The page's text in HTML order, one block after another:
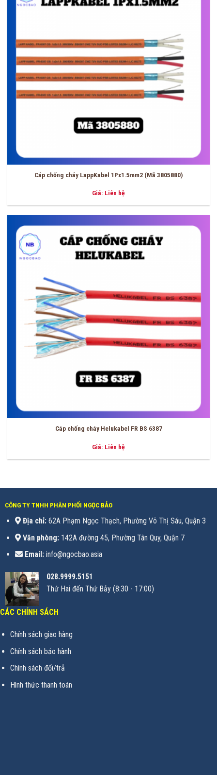
Cáp chống cháy LappKabel 1Px1.5mm2 (Mã 3805880)
Giá: Liên hệ
Cáp chống cháy Helukabel FR BS 6387
Giá: Liên hệ
CÔNG TY TNHH PHÂN PHỐI NGỌC BẢO
Địa chỉ:62A Phạm Ngọc Thạch, Phường Võ Thị Sáu, Quận 3
Văn phòng:142A đường 45, Phường Tân Quy, Quận 7
Email:info@ngocbao.asia
028.9999.5151
Thứ Hai đến Thứ Bảy (8:30 - 17:00)
CÁC CHÍNH SÁCH
Chính sách giao hàng
Chính sách bảo hành
Chính sách đổi/trả
Hình thức thanh toán